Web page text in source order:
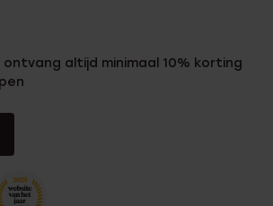
ontvang altijd minimaal 10% korting